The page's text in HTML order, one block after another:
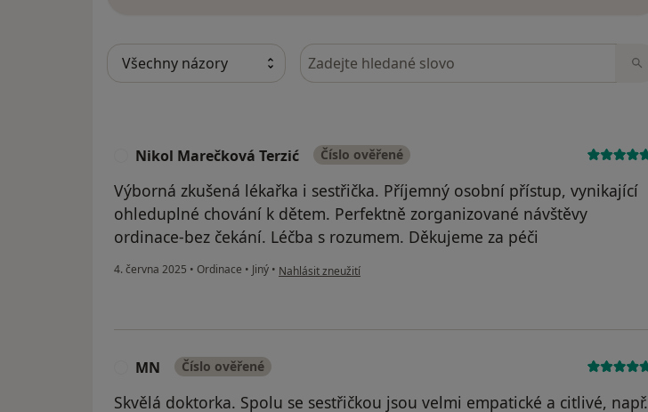
Hledejte v názorech
Nikol Marečková Terzić Číslo ověřené
Výborná zkušená lékařka i sestřička. Příjemný osobní přístup, vynikající
ohleduplné chování k dětem. Perfektně zorganizované návštěvy
ordinace-bez čekání. Léčba s rozumem. Děkujeme za péči
4. června 2025 • Ordinace • Jiný • podle názoru uživatele Nikol Marečková Terzić
Nahlásit zneužití
MN Číslo ověřené
Skvělá doktorka. Spolu se sestřičkou jsou velmi empatické a citlivé, např.